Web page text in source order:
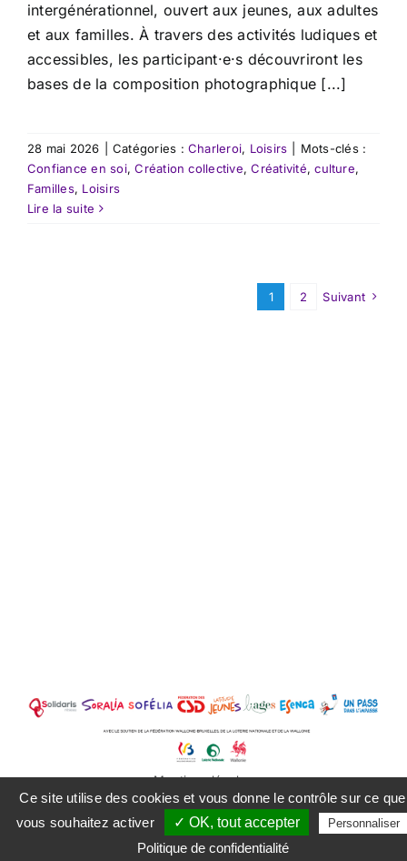
intergénérationnel, ouvert aux jeunes, aux adultes
et aux familles. À travers des activités ludiques et
accessibles, les participant·e·s découvriront les
bases de la composition photographique [...]
28 mai 2026 Catégories :Charleroi, Loisirs
Mots-clés :
Confiance en soi,Création collective,Créativité,culture,
Familles, Loisirs
Lire la suite
1 2 Suivant
Mentions légales
FacebookInstagramLinkedIn
Ce site utilise des cookies et vous donne le contrôle sur ce que
vous souhaitez activer
✓ OK, tout accepter Personnaliser
Politique de confidentialité